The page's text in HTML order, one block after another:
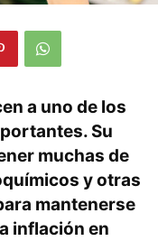
a uno de los
Su
muchas de
y otras
mantenerse
inflación en